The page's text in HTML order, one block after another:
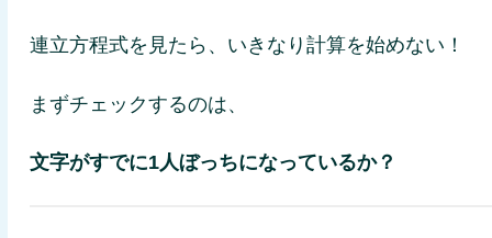
連立方程式を見たら、いきなり計算を始めない！
まずチェックするのは、
文字がすでに1人ぼっちになっているか？